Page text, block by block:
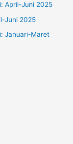
April-Juni 2025
Juni 2025
Januari-Maret